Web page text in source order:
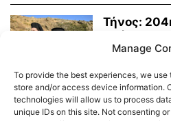
Τήνος:
24.07.2026
Manage
To provide the best experiences, we
store and/or access device information.
technologies will allow us to process
unique IDs on this site. Not consenting